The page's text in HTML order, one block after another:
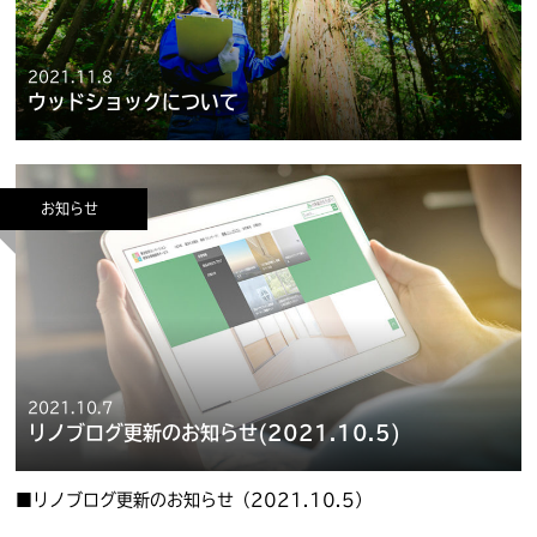
2021.11.8
ウッドショックについて
2021.10.7
リノブログ更新のお知らせ(2021.10.5)
お知らせ
■リノブログ更新のお知らせ（2021.10.5）